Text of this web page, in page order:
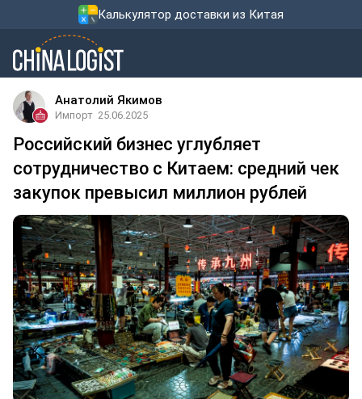
Калькулятор доставки из Китая
Анатолий Якимов
Импорт 25.06.2025
Российский бизнес углубляет
сотрудничество с Китаем: средний чек
закупок превысил миллион рублей